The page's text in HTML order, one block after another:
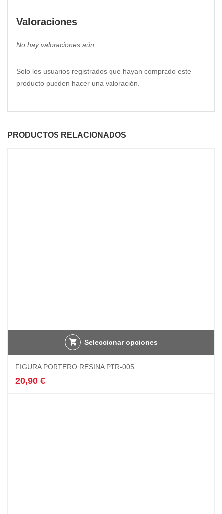
Valoraciones
No hay valoraciones aún.
Solo los usuarios registrados que hayan comprado este
producto pueden hacer una valoración.
PRODUCTOS RELACIONADOS
Seleccionar opciones
FIGURA PORTERO RESINA PTR-005
20,90 €